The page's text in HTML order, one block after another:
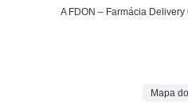
A FDON – Farmácia
Mapa